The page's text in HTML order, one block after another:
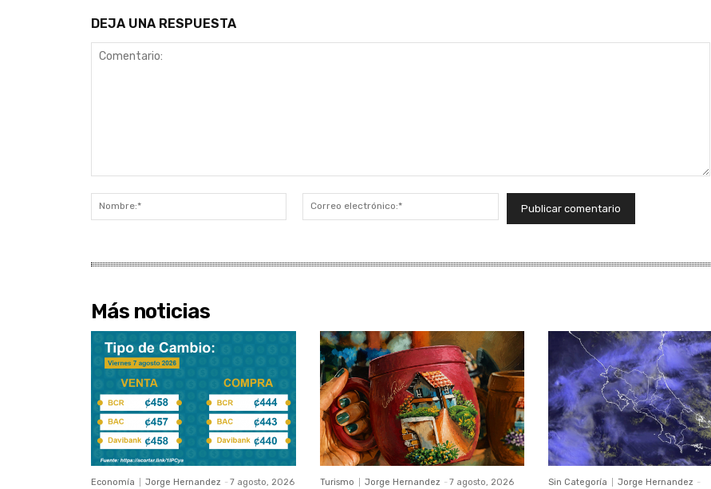
DEJA UNA RESPUESTA
Nombre:*
electrónico:*
Más noticias
Economía Jorge Hernandez - 7 agosto, 2026 Turismo Jorge Hernandez - 7 agosto, 2026 Sin Categoría Jorge Hernandez -